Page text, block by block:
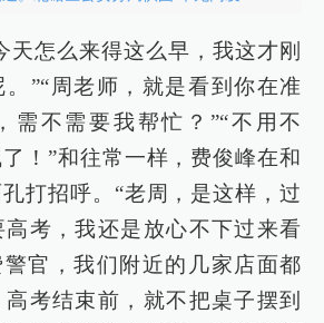
天怎么来得这么早，我这才刚
”“周老师，就是看到你在准
需不需要我帮忙？”“不用不
！”和往常一样，费俊峰在和
打招呼。“老周，是这样，过
考，我还是放心不下过来看
警官，我们附近的几家店面都
考结束前，就不把桌子摆到